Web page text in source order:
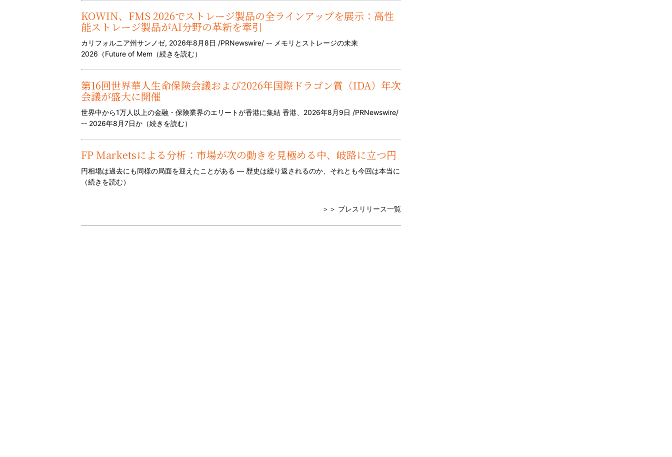
KOWIN、FMS 2026でストレージ製品の全ラインアップを展示：高性
能ストレージ製品がAI分野の革新を牽引
カリフォルニア州サンノゼ, 2026年8月8日 /PRNewswire/ -- メモリとストレージの未来
2026（Future of Mem（続きを読む）
第16回世界華人生命保険会議および2026年国際ドラゴン賞（IDA）年次
会議が盛大に開催
世界中から1万人以上の金融・保険業界のエリートが香港に集結 香港、2026年8月9日 /PRNewswire/
-- 2026年8月7日か（続きを読む）
FP Marketsによる分析：市場が次の動きを見極める中、岐路に立つ円
円相場は過去にも同様の局面を迎えたことがある — 歴史は繰り返されるのか、それとも今回は本当に
（続きを読む）
＞＞ プレスリリース一覧